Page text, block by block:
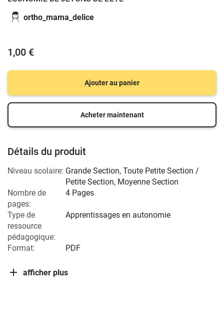
ortho_mama_delice
1,00 €
Ajouter au panier
Acheter maintenant
Détails du produit
Niveau scolaire: Grande Section, Toute Petite Section /
Petite Section, Moyenne Section
Nombre de
pages:
4 Pages
Type de
ressource
pédagogique:
Apprentissages en autonomie
Format: PDF
afficher plus